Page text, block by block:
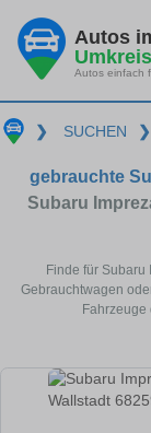
Autos
Umkreis
Autos einfach
❯ SUCHEN ❯
gebrauchte
Subaru
Finde für Subaru
Gebrauchtwagen
Fahrzeuge